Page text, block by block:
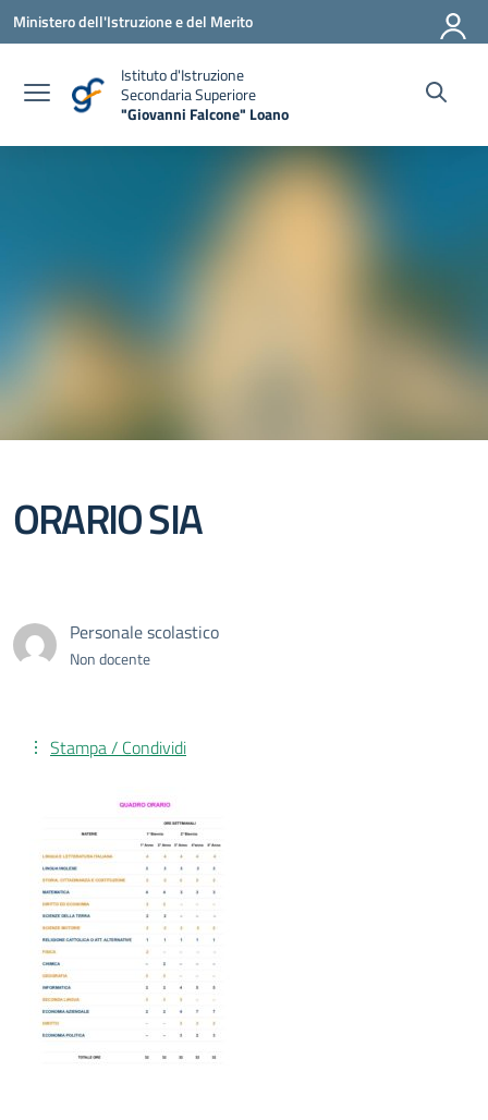
Vai ai contenuti
Vai al menu di navigazione
Vai al footer
Ministero dell'Istruzione e del Merito
Istituto d'Istruzione
Secondaria Superiore
"Giovanni Falcone" Loano
ORARIO SIA
Personale scolastico
Non docente
Stampa / Condividi